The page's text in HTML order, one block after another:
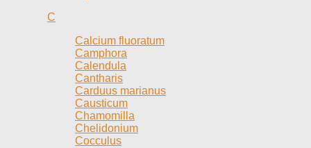
C
Calcium fluoratum
Camphora
Calendula
Cantharis
Carduus marianus
Causticum
Chamomilla
Chelidonium
Cocculus